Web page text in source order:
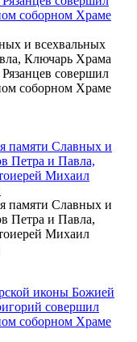
cоборном Храме
и всехвальных
Ключарь Храма
совершил
cоборном Храме
памяти Славных и
Петра и Павла,
Михаил
памяти Славных и
Петра и Павла,
Михаил
иконы Божией
совершил
соборном Храме